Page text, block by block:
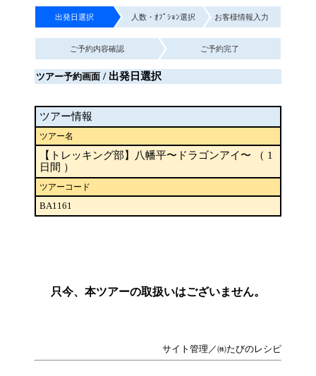
出発日選択 人数・ｵﾌﾟｼｮﾝ選択 お客様情報入力
ご予約内容確認 ご予約完了
ツアー予約画面 / 出発日選択
ツアー情報
ツアー名
【トレッキング部】八幡平〜ドラゴンアイ〜 （ 1
日間 ）
ツアーコード
BA1161
只今、本ツアーの取扱いはございません。
サイト管理／㈱たびのレシピ